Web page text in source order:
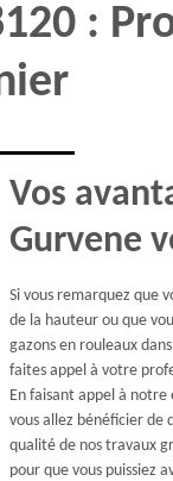
:
Vos
Gurvene
Si vous remarquez que
de la hauteur ou que
gazons en rouleaux
faites appel à votre
En faisant appel à
vous allez bénéficier de
qualité de nos travaux
pour que vous puissiez